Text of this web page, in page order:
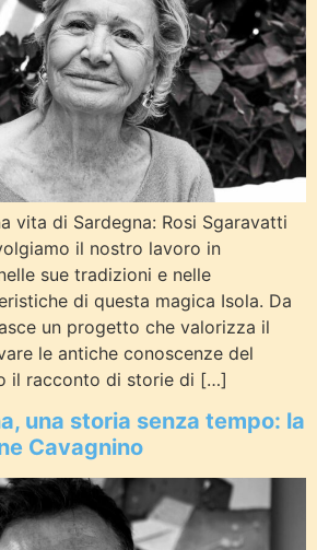
vita di Sardegna: Rosi Sgaravatti
il nostro lavoro in
sue tradizioni e nelle
di questa magica Isola. Da
un progetto che valorizza il
le antiche conoscenze del
il racconto di storie di […]
una storia senza tempo: la
Cavagnino